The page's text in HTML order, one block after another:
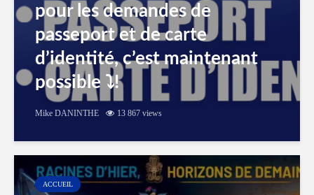
pour les demandes de
passeport et de carte
d’identité, c’est maintenant
possible ⤵️!
Mike DANINTHE 13 867 views
ACCUEIL